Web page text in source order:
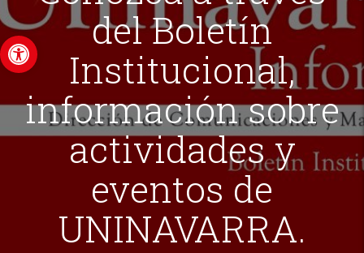
Abrir barra de herramientas
del Boletín
Institucional,
información sobre
actividades y
eventos de
UNINAVARRA.